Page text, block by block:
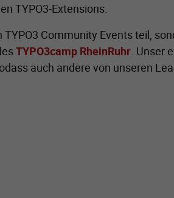
TYPO3-Extensions.
Community Events teil,
TYPO3camp RheinRuhr. Unser
auch andere von unseren